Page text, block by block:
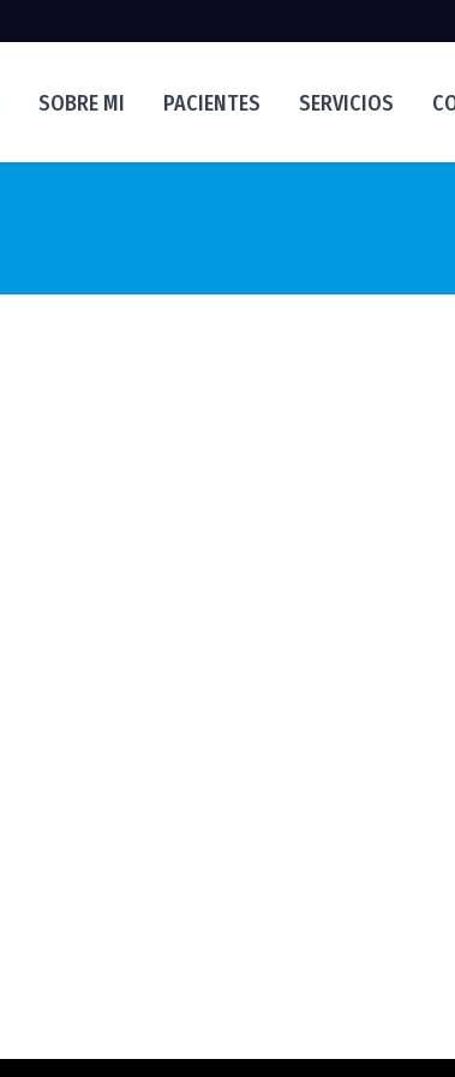
SOBRE MI PACIENTES SERVICIOS